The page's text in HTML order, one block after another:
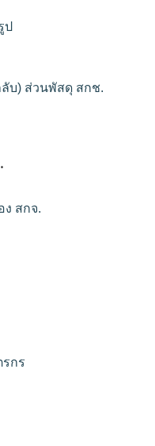
ป
บ) ส่วนพัสดุ สกช.
ง สกจ.
รกร